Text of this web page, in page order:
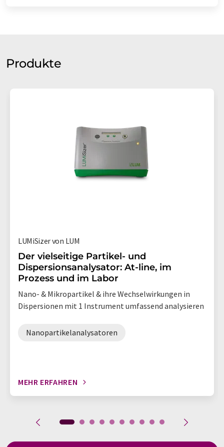
Produkte
LUMiSizer von LUM
Der vielseitige Partikel- und
Dispersionsanalysator: At-line, im
Prozess und im Labor
Nano- & Mikropartikel & ihre Wechselwirkungen in
Dispersionen mit 1 Instrument umfassend analysieren
Nanopartikelanalysatoren
MEHR ERFAHREN